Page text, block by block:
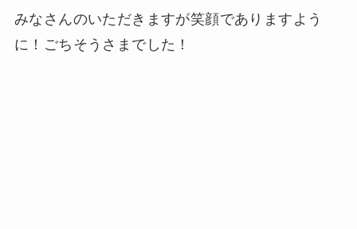
みなさんのいただきますが笑顔でありますよう
に！ごちそうさまでした！